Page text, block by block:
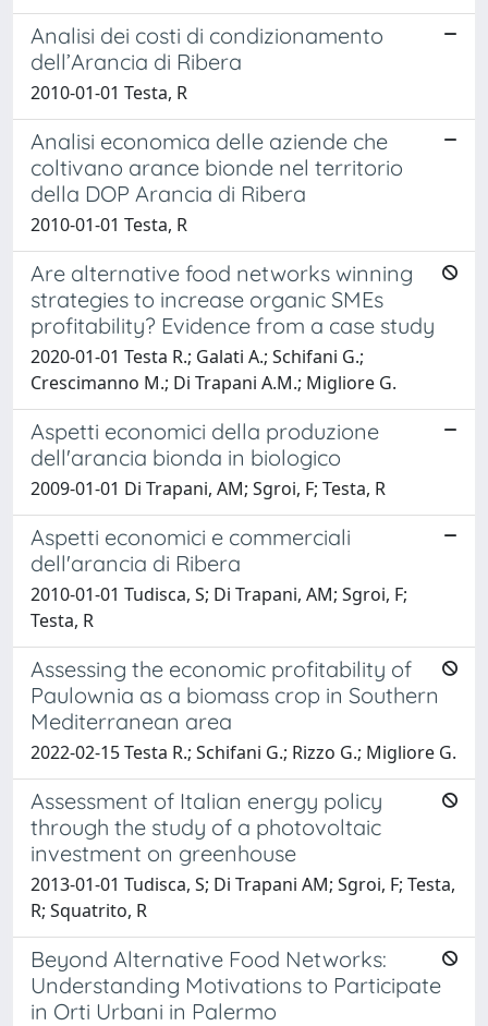
Analisi dei costi di condizionamento
dell’Arancia di Ribera
2010-01-01 Testa, R
Analisi economica delle aziende che
coltivano arance bionde nel territorio
della DOP Arancia di Ribera
2010-01-01 Testa, R
Are alternative food networks winning
strategies to increase organic SMEs
profitability? Evidence from a case study
2020-01-01 Testa R.; Galati A.; Schifani G.;
Crescimanno M.; Di Trapani A.M.; Migliore G.
Aspetti economici della produzione
dell'arancia bionda in biologico
2009-01-01 Di Trapani, AM; Sgroi, F; Testa, R
Aspetti economici e commerciali
dell'arancia di Ribera
2010-01-01 Tudisca, S; Di Trapani, AM; Sgroi, F;
Testa, R
Assessing the economic profitability of
Paulownia as a biomass crop in Southern
Mediterranean area
2022-02-15 Testa R.; Schifani G.; Rizzo G.; Migliore G.
Assessment of Italian energy policy
through the study of a photovoltaic
investment on greenhouse
2013-01-01 Tudisca, S; Di Trapani AM; Sgroi, F; Testa,
R; Squatrito, R
Beyond Alternative Food Networks:
Understanding Motivations to Participate
in Orti Urbani in Palermo